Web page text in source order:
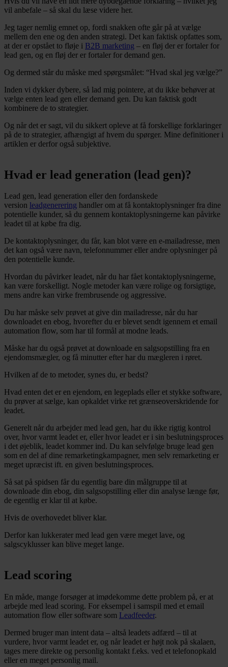
vil anbefale – så skal du læse videre her.
Jeg tager nemlig emnet op, fordi snakken ofte går på at vælge
mellem den ene og den anden strategi. Det kan faktisk opfattes som,
at der er opstået to fløje i B2B marketing – en fløj der er fortaler for
lead gen, og en fløj der er fortaler for demand gen.
Og dermed står du måske med spørgsmålet: “Hvad skal jeg vælge?”
Inden vi dykker dybere, så lad mig pointere, at du ikke behøver at
vælge enten lead gen eller demand gen. Du kan faktisk godt
kombinere de to strategier.
Og når det er sagt, vil du sikkert opleve at få forskellige forklaringer
på de to strategier, afhængigt af hvem du spørger. Mine definitioner i
artiklen er derfor også subjektive.
Hvad er lead generation (lead gen)?
Lead gen, lead generation eller den fordanskede
version leadgenerering handler om at få kontaktoplysninger fra dine
potentielle kunder, så du gennem kontaktoplysningerne kan påvirke
leadet til at købe fra dig.
De kontaktoplysninger, du får, kan blot være en e-mailadresse, men
det kan også være navn, telefonnummer eller andre oplysninger på
den potentielle kunde.
Hvordan du påvirker leadet, når du har fået kontaktoplysningerne,
kan være forskelligt. Nogle metoder kan være rolige og forsigtige,
mens andre kan virke frembrusende og aggressive.
Du har måske selv prøvet at give din mailadresse, når du har
downloadet en ebog, hvorefter du er blevet sendt igennem et email
automation flow, som har til formål at modne leads.
Måske har du også prøvet at downloade en salgsopstilling fra en
ejendomsmægler, og få minutter efter har du mægleren i røret.
Hvilken af de to metoder, synes du, er bedst?
Hvad enten det er en ejendom, en legeplads eller et stykke software,
du prøver at sælge, kan opkaldet virke ret grænseoverskridende for
leadet.
Generelt når du arbejder med lead gen, har du ikke rigtig kontrol
over, hvor varmt leadet er, eller hvor leadet er i sin beslutningsproces
i det øjeblik, leadet kommer ind. Du kan selvfølge bruge lead gen
som en del af dine remarketingkampagner, men selv remarketing er
meget upræcist ift. en given beslutningsproces.
Så sat på spidsen får du egentlig bare din målgruppe til at
downloade din ebog, din salgsopstilling eller din analyse længe før,
de egentlig er klar til at købe.
Hvis de overhovedet bliver klar.
Derfor kan lukkerater med lead gen være meget lave, og
salgscyklusser kan blive meget lange.
Lead scoring
En måde, mange forsøger at imødekomme dette problem på, er at
arbejde med lead scoring. For eksempel i samspil med et email
automation flow eller software som Leadfeeder.
Dermed bruger man intent data – altså leadets adfærd – til at
vurdere, hvor varmt leadet er, og når leadet er højt nok på skalaen,
tages mere direkte og personlig kontakt f.eks. ved et telefonopkald
eller en meget personlig mail.